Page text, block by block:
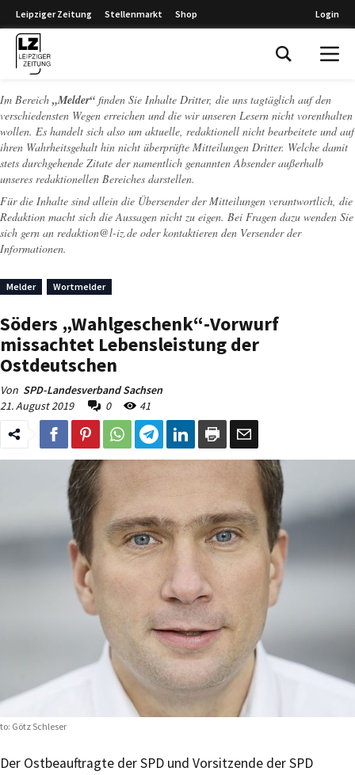
Leipziger Zeitung Stellenmarkt Shop Login
Im Bereich „Melder“ finden Sie Inhalte Dritter, die uns tagtäglich auf den
verschiedensten Wegen erreichen und die wir unseren Lesern nicht vorenthalten
wollen. Es handelt sich also um aktuelle, redaktionell nicht bearbeitete und auf
ihren Wahrheitsgehalt hin nicht überprüfte Mitteilungen Dritter. Welche damit
stets durchgehende Zitate der namentlich genannten Absender außerhalb
unseres redaktionellen Bereiches darstellen.
Für die Inhalte sind allein die Übersender der Mitteilungen verantwortlich, die
Redaktion macht sich die Aussagen nicht zu eigen. Bei Fragen dazu wenden Sie
sich gern an redaktion@l-iz.de oder kontaktieren den Versender der
Informationen.
Melder Wortmelder
Söders „Wahlgeschenk“-Vorwurf
missachtet Lebensleistung der
Ostdeutschen
Von SPD-Landesverband Sachsen
21. August 2019
0 41
Götz Schleser
Der Ostbeauftragte der SPD und Vorsitzende der SPD